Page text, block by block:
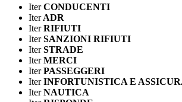
IterCONDUCENTI
IterADR
IterRIFIUTI
IterSANZIONI RIFIUTI
IterSTRADE
IterMERCI
IterPASSEGGERI
IterINFORTUNISTICA E
IterNAUTICA